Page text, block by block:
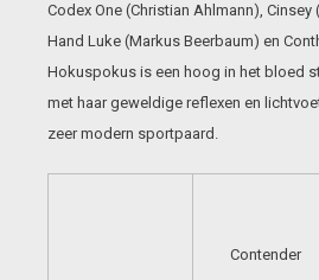
Codex One (Christian Ahlmann), Cinsey
Hand Luke (Markus Beerbaum) en
Hokuspokus is een hoog in het bloed
met haar geweldige reflexen en
zeer modern sportpaard.
Contender